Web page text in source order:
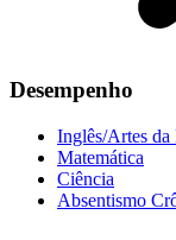
Desempenho
Inglês/Artes
Matemática
Ciência
Absentismo